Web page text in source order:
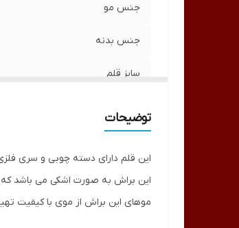
جنس مو
جنس بدنه
سایز قلم
توضیحات
این قلم دارای دسته چوبی و سری
این براش به صورت اشکی می باشد
موهای این براش از موی با کیفیت